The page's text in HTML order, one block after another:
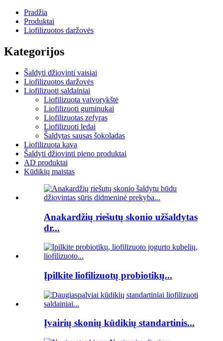
Pradžia
Produktai
Liofilizuotos daržovės
Kategorijos
Šaldyti džiovinti vaisiai
Liofilizuotos daržovės
Liofilizuoti saldainiai
Liofilizuota vaivorykštė
Liofilizuoti guminukai
Liofilizuotas zefyras
Liofilizuoti ledai
Šaldytas sausas šokoladas
Liofilizuota kava
Šaldyti džiovinti pieno produktai
AD produktai
Kūdikių maistas
Anakardžių riešutų skonio užšaldytas
dr...
Įpilkite liofilizuotų probiotikų...
Įvairių skonių kūdikių standartinis...